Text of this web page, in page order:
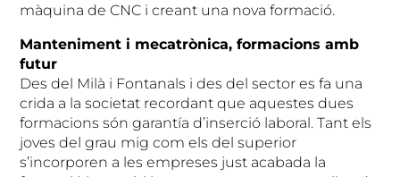
màquina de CNC i creant una nova formació.
Manteniment i mecatrònica, formacions amb
futur
Des del Milà i Fontanals i des del sector es fa una
crida a la societat recordant que aquestes dues
formacions són garantía d’inserció laboral. Tant els
joves del grau mig com els del superior
s’incorporen a les empreses just acabada la